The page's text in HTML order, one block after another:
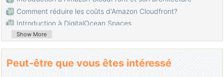
Comment réduire les coûts d'Amazon Cloudfront?
Introduction à DigitalOcean Spaces
Show More
Peut-être que vous êtes intéressé